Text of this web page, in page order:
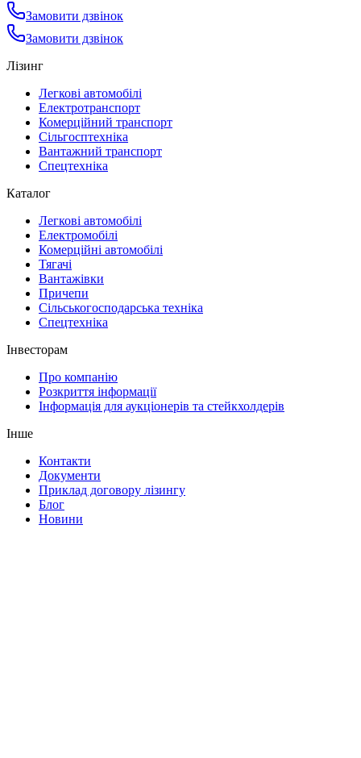
Замовити дзвінок
Замовити дзвінок
Лізинг
Легкові автомобілі
Електротранспорт
Комерційний транспорт
Сільгосптехніка
Вантажний транспорт
Спецтехніка
Каталог
Легкові автомобілі
Електромобілі
Комерційні автомобілі
Тягачі
Вантажівки
Причепи
Сільськогосподарська техніка
Спецтехніка
Інвесторам
Про компанію
Розкриття інформації
Інформація для аукціонерів та стейкхолдерів
Інше
Контакти
Документи
Приклад договору лізингу
Блог
Новини